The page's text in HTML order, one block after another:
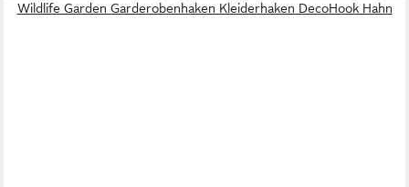
Wildlife Garden Garderobenhaken Kleiderhaken DecoHook Hahn